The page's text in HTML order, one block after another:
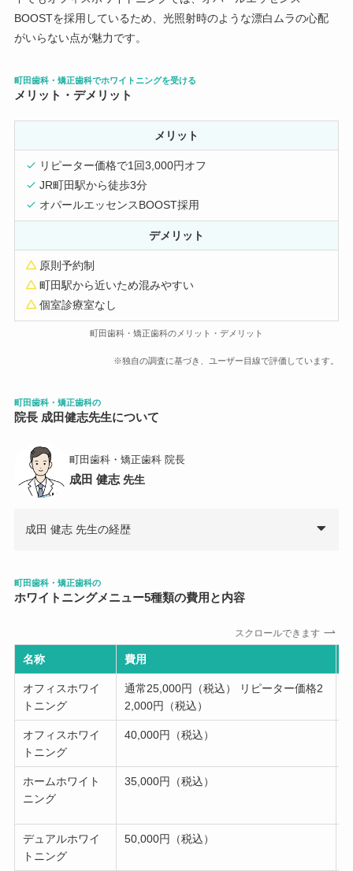
BOOSTを採用しているため、光照射時のような漂白ムラの心配
がいらない点が魅力です。
町田歯科・矯正歯科でホワイトニングを受ける
メリット・デメリット
メリット
リピーター価格で1回3,000円オフ
JR町田駅から徒歩3分
オパールエッセンスBOOST採用
デメリット
原則予約制
町田駅から近いため混みやすい
個室診療室なし
町田歯科・矯正歯科のメリット・デメリット
※独自の調査に基づき、ユーザー目線で評価しています。
町田歯科・矯正歯科の
院長 成田健志先生について
町田歯科・矯正歯科 院長
成田 健志先生
成田 健志 先生の経歴
町田歯科・矯正歯科の
ホワイトニングメニュー5種類の費用と内容
スクロールできます
名称 費用
オフィスホワイ
トニング
通常25,000円（税込） リピーター価格2
2,000円（税込）
オフィスホワイ
トニング
40,000円（税込）
ホームホワイト
ニング
35,000円（税込）
デュアルホワイ
トニング
50,000円（税込）